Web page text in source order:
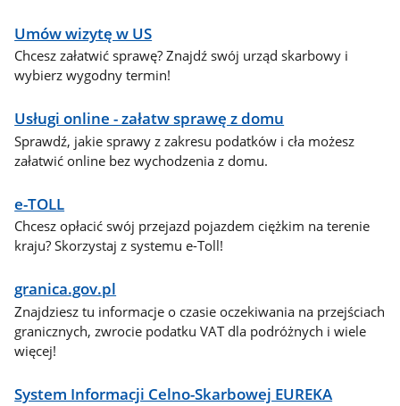
Umów wizytę w US
Chcesz załatwić sprawę? Znajdź swój urząd skarbowy i
wybierz wygodny termin!
Usługi online - załatw sprawę z domu
Sprawdź, jakie sprawy z zakresu podatków i cła możesz
załatwić online bez wychodzenia z domu.
e-TOLL
Chcesz opłacić swój przejazd pojazdem ciężkim na terenie
kraju? Skorzystaj z systemu e-Toll!
granica.gov.pl
Znajdziesz tu informacje o czasie oczekiwania na przejściach
granicznych, zwrocie podatku VAT dla podróżnych i wiele
więcej!
System Informacji Celno-Skarbowej EUREKA